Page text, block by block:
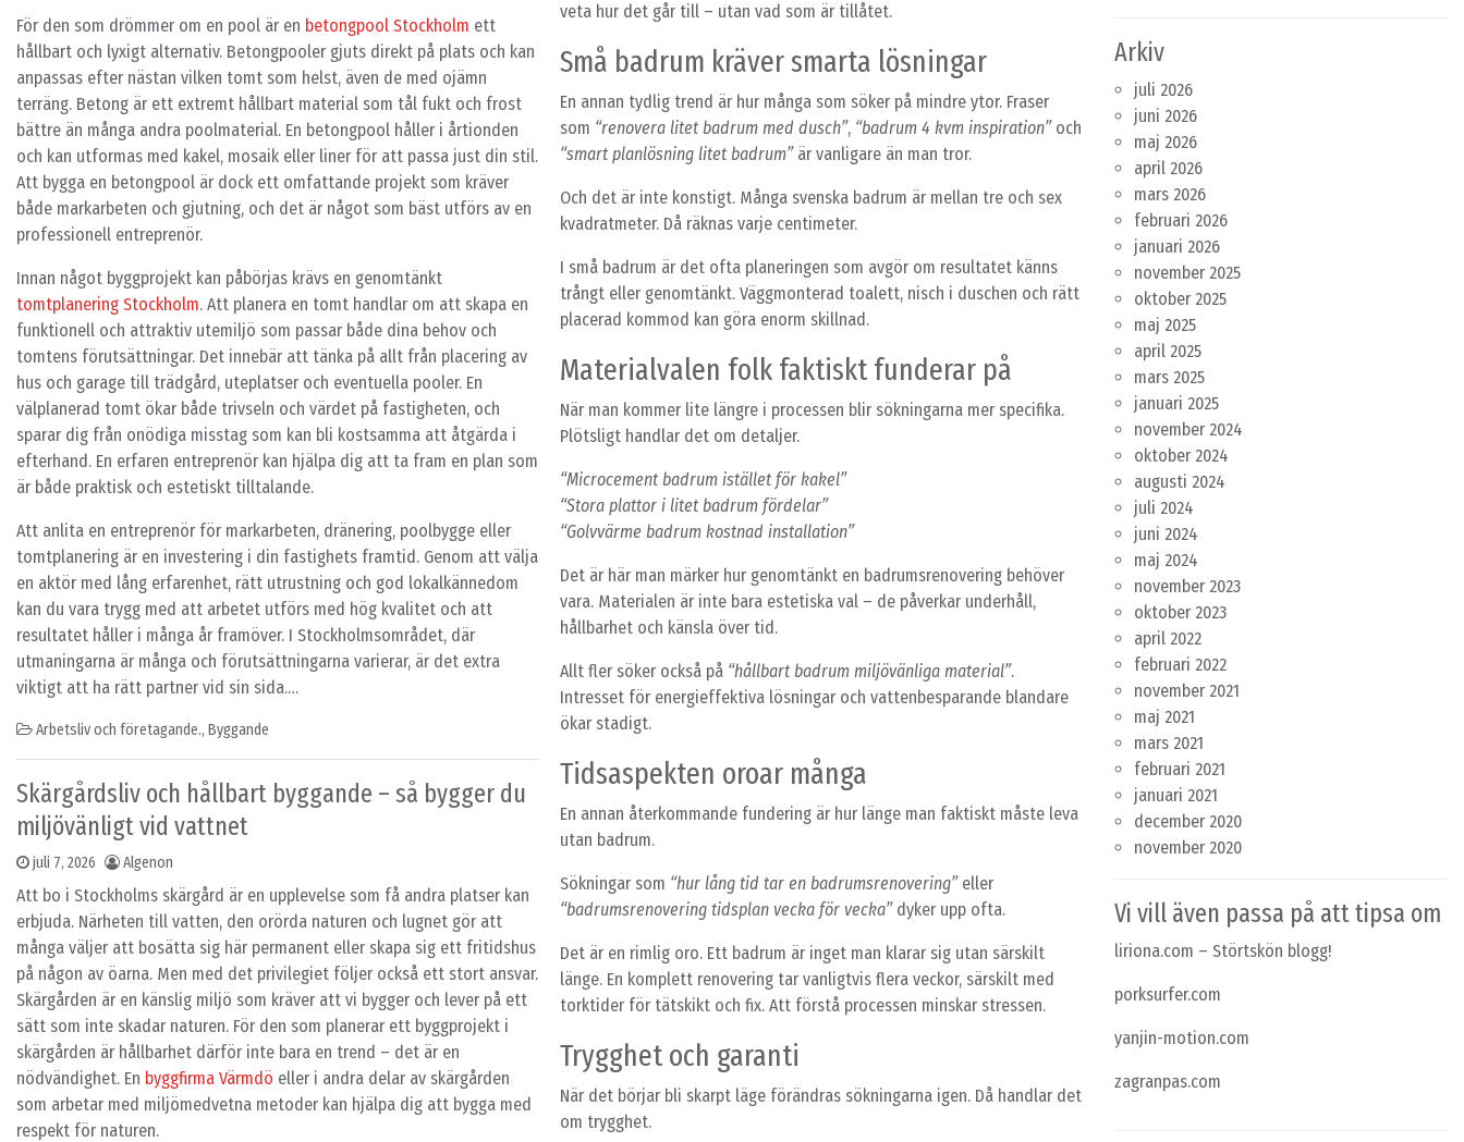
För den som drömmer om en pool är en betongpool Stockholm ett
hållbart och lyxigt alternativ. Betongpooler gjuts direkt på plats och kan
anpassas efter nästan vilken tomt som helst, även de med ojämn
terräng. Betong är ett extremt hållbart material som tål fukt och frost
bättre än många andra poolmaterial. En betongpool håller i årtionden
och kan utformas med kakel, mosaik eller liner för att passa just din stil.
Att bygga en betongpool är dock ett omfattande projekt som kräver
både markarbeten och gjutning, och det är något som bäst utförs av en
professionell entreprenör.
Innan något byggprojekt kan påbörjas krävs en genomtänkt
tomtplanering Stockholm. Att planera en tomt handlar om att skapa en
funktionell och attraktiv utemiljö som passar både dina behov och
tomtens förutsättningar. Det innebär att tänka på allt från placering av
hus och garage till trädgård, uteplatser och eventuella pooler. En
välplanerad tomt ökar både trivseln och värdet på fastigheten, och
sparar dig från onödiga misstag som kan bli kostsamma att åtgärda i
efterhand. En erfaren entreprenör kan hjälpa dig att ta fram en plan som
är både praktisk och estetiskt tilltalande.
Att anlita en entreprenör för markarbeten, dränering, poolbygge eller
tomtplanering är en investering i din fastighets framtid. Genom att välja
en aktör med lång erfarenhet, rätt utrustning och god lokalkännedom
kan du vara trygg med att arbetet utförs med hög kvalitet och att
resultatet håller i många år framöver. I Stockholmsområdet, där
utmaningarna är många och förutsättningarna varierar, är det extra
viktigt att ha rätt partner vid sin sida.…
Arbetsliv och företagande., Byggande
Skärgårdsliv och hållbart byggande – så bygger du
miljövänligt vid vattnet
juli 7, 2026 Algenon
Att bo i Stockholms skärgård är en upplevelse som få andra platser kan
erbjuda. Närheten till vatten, den orörda naturen och lugnet gör att
många väljer att bosätta sig här permanent eller skapa sig ett fritidshus
på någon av öarna. Men med det privilegiet följer också ett stort ansvar.
Skärgården är en känslig miljö som kräver att vi bygger och lever på ett
sätt som inte skadar naturen. För den som planerar ett byggprojekt i
skärgården är hållbarhet därför inte bara en trend – det är en
nödvändighet. En byggfirma Värmdö eller i andra delar av skärgården
som arbetar med miljömedvetna metoder kan hjälpa dig att bygga med
respekt för naturen.
veta hur det går till – utan vad som är tillåtet.
Små badrum kräver smarta lösningar
En annan tydlig trend är hur många som söker på mindre ytor. Fraser
som “renovera litet badrum med dusch”, “badrum 4 kvm inspiration”och
“smart planlösning litet badrum”är vanligare än man tror.
Och det är inte konstigt. Många svenska badrum är mellan tre och sex
kvadratmeter. Då räknas varje centimeter.
I små badrum är det ofta planeringen som avgör om resultatet känns
trångt eller genomtänkt. Väggmonterad toalett, nisch i duschen och rätt
placerad kommod kan göra enorm skillnad.
Materialvalen folk faktiskt funderar på
När man kommer lite längre i processen blir sökningarna mer specifika.
Plötsligt handlar det om detaljer.
“Microcement badrum istället för kakel”
“Stora plattor i litet badrum fördelar”
“Golvvärme badrum kostnad installation”
Det är här man märker hur genomtänkt en badrumsrenovering behöver
vara. Materialen är inte bara estetiska val – de påverkar underhåll,
hållbarhet och känsla över tid.
Allt fler söker också på “hållbart badrum miljövänliga material”.
Intresset för energieffektiva lösningar och vattenbesparande blandare
ökar stadigt.
Tidsaspekten oroar många
En annan återkommande fundering är hur länge man faktiskt måste leva
utan badrum.
Sökningar som “hur lång tid tar en badrumsrenovering”eller
“badrumsrenovering tidsplan vecka för vecka”dyker upp ofta.
Det är en rimlig oro. Ett badrum är inget man klarar sig utan särskilt
länge. En komplett renovering tar vanligtvis flera veckor, särskilt med
torktider för tätskikt och fix. Att förstå processen minskar stressen.
Trygghet och garanti
När det börjar bli skarpt läge förändras sökningarna igen. Då handlar det
om trygghet.
Arkiv
juli 2026
juni 2026
maj 2026
april 2026
mars 2026
februari 2026
januari 2026
november 2025
oktober 2025
maj 2025
april 2025
mars 2025
januari 2025
november 2024
oktober 2024
augusti 2024
juli 2024
juni 2024
maj 2024
november 2023
oktober 2023
april 2022
februari 2022
november 2021
maj 2021
mars 2021
februari 2021
januari 2021
december 2020
november 2020
Vi vill även passa på att tipsa om
liriona.com – Störtskön blogg!
porksurfer.com
yanjin-motion.com
zagranpas.com